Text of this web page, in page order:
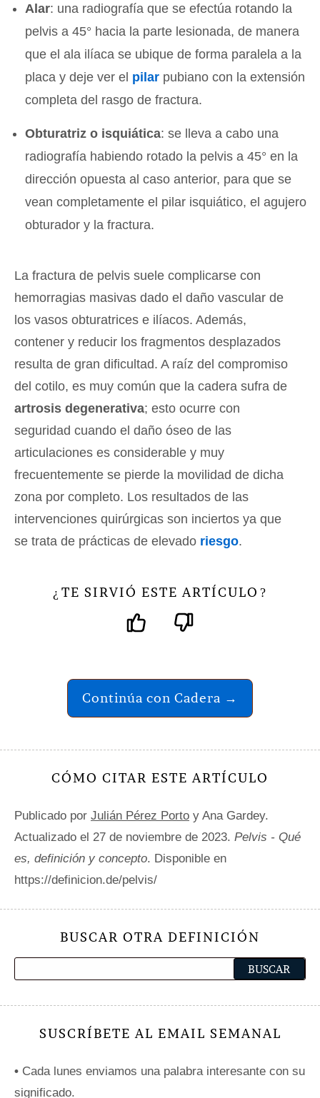
Alar: una radiografía que se efectúa rotando la
pelvis a 45° hacia la parte lesionada, de manera
que el ala ilíaca se ubique de forma paralela a la
placa y deje ver el pilar pubiano con la extensión
completa del rasgo de fractura.
Obturatriz o isquiática: se lleva a cabo una
radiografía habiendo rotado la pelvis a 45° en la
dirección opuesta al caso anterior, para que se
vean completamente el pilar isquiático, el agujero
obturador y la fractura.
La fractura de pelvis suele complicarse con
hemorragias masivas dado el daño vascular de
los vasos obturatrices e ilíacos. Además,
contener y reducir los fragmentos desplazados
resulta de gran dificultad. A raíz del compromiso
del cotilo, es muy común que la cadera sufra de
artrosis degenerativa; esto ocurre con
seguridad cuando el daño óseo de las
articulaciones es considerable y muy
frecuentemente se pierde la movilidad de dicha
zona por completo. Los resultados de las
intervenciones quirúrgicas son inciertos ya que
se trata de prácticas de elevado riesgo.
¿ TE SIRVIÓ ESTE ARTÍCULO ?
Continúa con Cadera →
CÓMO CITAR ESTE ARTÍCULO
Publicado por Julián Pérez Porto y Ana Gardey.
Actualizado el 27 de noviembre de 2023. Pelvis - Qué
es, definición y concepto. Disponible en
https://definicion.de/pelvis/
BUSCAR OTRA DEFINICIÓN
SUSCRÍBETE AL EMAIL SEMANAL
• Cada lunes enviamos una palabra interesante con su
significado.